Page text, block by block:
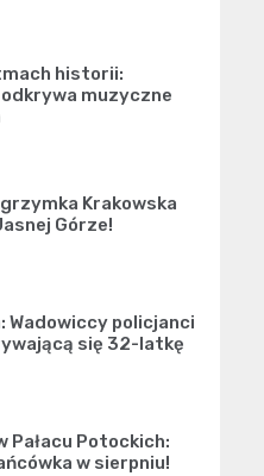
historii:
odkrywa muzyczne
Krakowska
Górze!
Wadowiccy policjanci
się 32-latkę
Pałacu Potockich:
w sierpniu!